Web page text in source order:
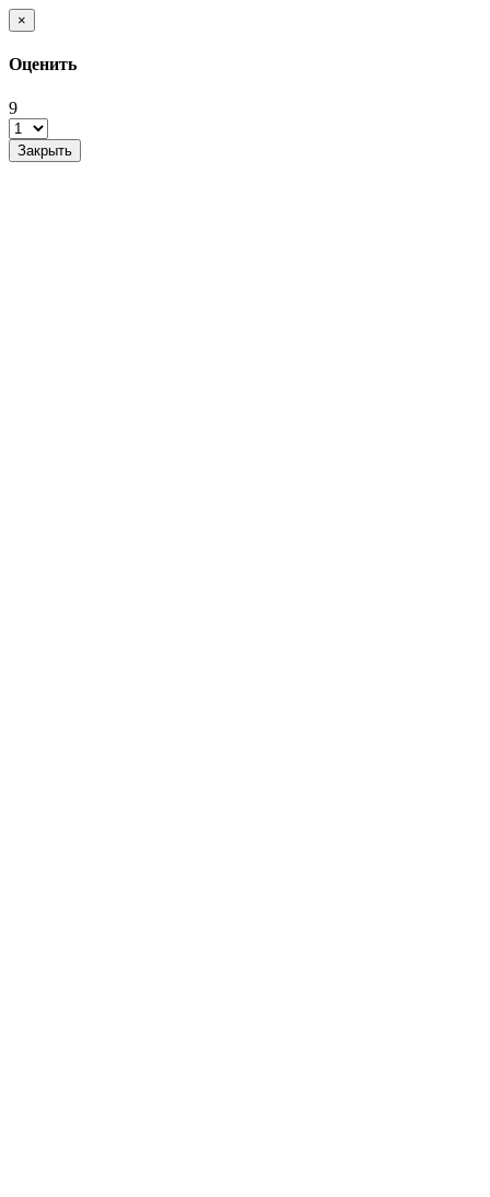
×
Оценить
9
Закрыть